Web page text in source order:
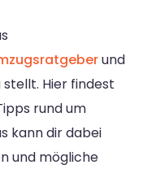
und
stellt. Hier findest
rund um
kann dir dabei
und mögliche